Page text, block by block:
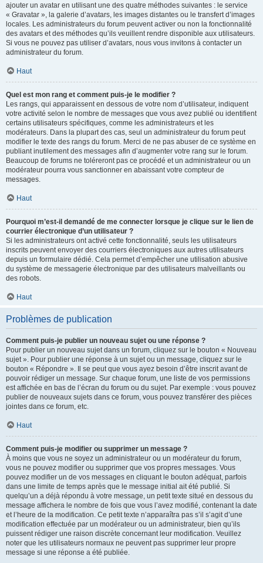
ajouter un avatar en utilisant une des quatre méthodes suivantes : le service
« Gravatar », la galerie d’avatars, les images distantes ou le transfert d’images
locales. Les administrateurs du forum peuvent activer ou non la fonctionnalité
des avatars et des méthodes qu’ils veuillent rendre disponible aux utilisateurs.
Si vous ne pouvez pas utiliser d’avatars, nous vous invitons à contacter un
administrateur du forum.
Haut
Quel est mon rang et comment puis-je le modifier ?
Les rangs, qui apparaissent en dessous de votre nom d’utilisateur, indiquent
votre activité selon le nombre de messages que vous avez publié ou identifient
certains utilisateurs spécifiques, comme les administrateurs et les
modérateurs. Dans la plupart des cas, seul un administrateur du forum peut
modifier le texte des rangs du forum. Merci de ne pas abuser de ce système en
publiant inutilement des messages afin d’augmenter votre rang sur le forum.
Beaucoup de forums ne toléreront pas ce procédé et un administrateur ou un
modérateur pourra vous sanctionner en abaissant votre compteur de
messages.
Haut
Pourquoi m’est-il demandé de me connecter lorsque je clique sur le lien de
courrier électronique d’un utilisateur ?
Si les administrateurs ont activé cette fonctionnalité, seuls les utilisateurs
inscrits peuvent envoyer des courriers électroniques aux autres utilisateurs
depuis un formulaire dédié. Cela permet d’empêcher une utilisation abusive
du système de messagerie électronique par des utilisateurs malveillants ou
des robots.
Haut
Problèmes de publication
Comment puis-je publier un nouveau sujet ou une réponse ?
Pour publier un nouveau sujet dans un forum, cliquez sur le bouton « Nouveau
sujet ». Pour publier une réponse à un sujet ou un message, cliquez sur le
bouton « Répondre ». Il se peut que vous ayez besoin d’être inscrit avant de
pouvoir rédiger un message. Sur chaque forum, une liste de vos permissions
est affichée en bas de l’écran du forum ou du sujet. Par exemple : vous pouvez
publier de nouveaux sujets dans ce forum, vous pouvez transférer des pièces
jointes dans ce forum, etc.
Haut
Comment puis-je modifier ou supprimer un message ?
À moins que vous ne soyez un administrateur ou un modérateur du forum,
vous ne pouvez modifier ou supprimer que vos propres messages. Vous
pouvez modifier un de vos messages en cliquant le bouton adéquat, parfois
dans une limite de temps après que le message initial ait été publié. Si
quelqu’un a déjà répondu à votre message, un petit texte situé en dessous du
message affichera le nombre de fois que vous l’avez modifié, contenant la date
et l’heure de la modification. Ce petit texte n’apparaîtra pas s’il s’agit d’une
modification effectuée par un modérateur ou un administrateur, bien qu’ils
puissent rédiger une raison discrète concernant leur modification. Veuillez
noter que les utilisateurs normaux ne peuvent pas supprimer leur propre
message si une réponse a été publiée.